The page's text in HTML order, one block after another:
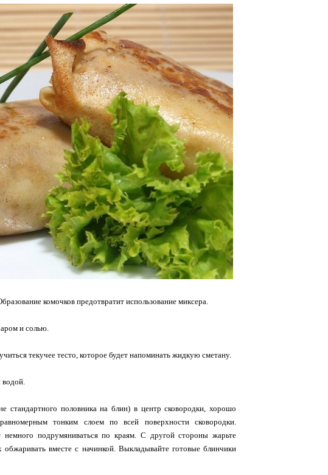
комочков предотвратит использование миксера.
и солью.
текучее тесто, которое будет напоминать жидкую сметану.
водой.
стандартного половника на блин) в центр сковородки, хорошо
тонким слоем по всей поверхности сковородки.
немного подрумяниваться по краям. С другой стороны жарьте
вместе с начинкой. Выкладывайте готовые блинчики